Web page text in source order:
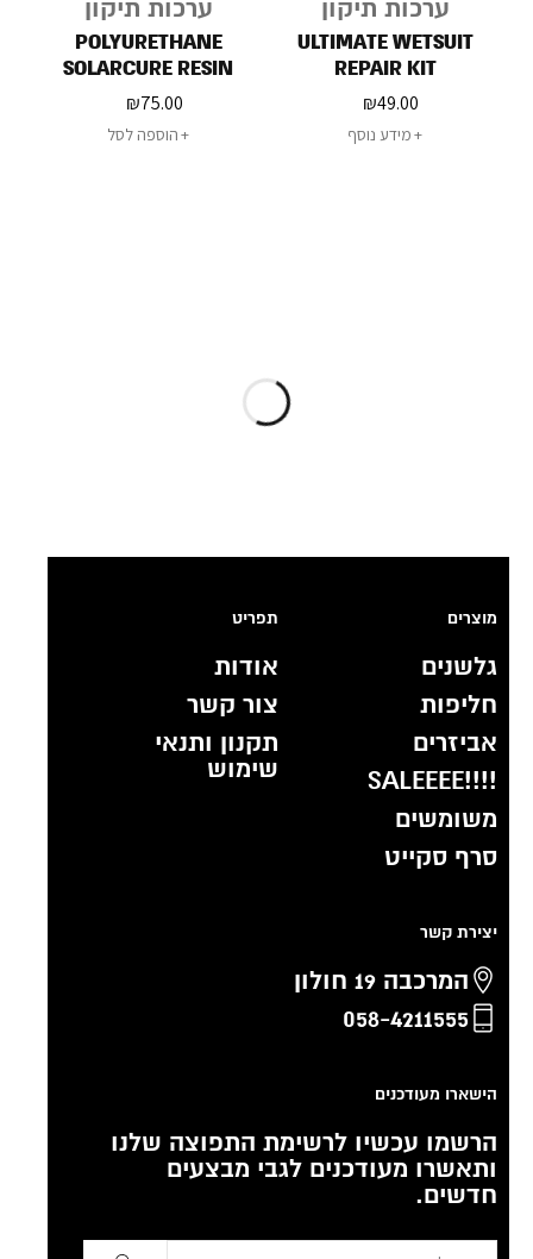
ערכות תיקון
ULTIMATE WETSUIT
REPAIR KIT
₪49.00
מידע נוסף
ערכות תיקון
POLYURETHANE
SOLARCURE RESIN
₪75.00
הוספה לסל
מוצרים
גלשנים
חליפות
אביזרים
!!!!SALEEEE
משומשים
סרף סקייט
תפריט
אודות
צור קשר
תקנון ותנאי
שימוש
יצירת קשר
המרכבה 19 חולון
058-4211555
הישארו מעודכנים
הרשמו עכשיו לרשימת התפוצה שלנו
ותאשרו מעודכנים לגבי מבצעים
חדשים.